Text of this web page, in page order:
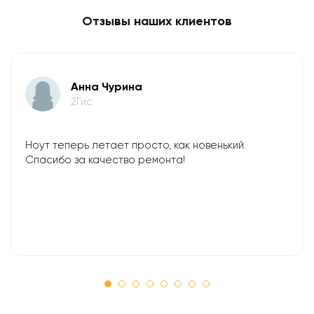
Отзывы наших клиентов
Анна Чурина
2Гис
Ноут теперь летает просто, как новенький.
Спасибо за качество ремонта!